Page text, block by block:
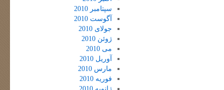
سپتامبر 2010
آگوست 2010
جولای 2010
ژوئن 2010
می 2010
آوریل 2010
مارس 2010
فوریه 2010